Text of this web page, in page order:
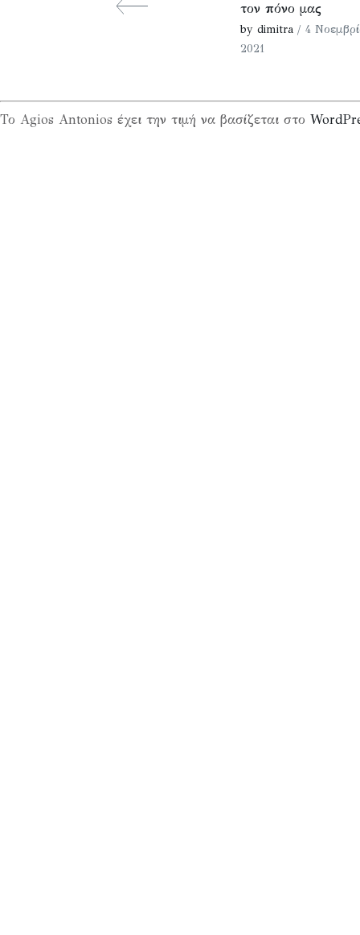
τον πόνο μας
by dimitra / 4
2021
Το Agios Antonios έχει την τιμή να βασίζεται στο